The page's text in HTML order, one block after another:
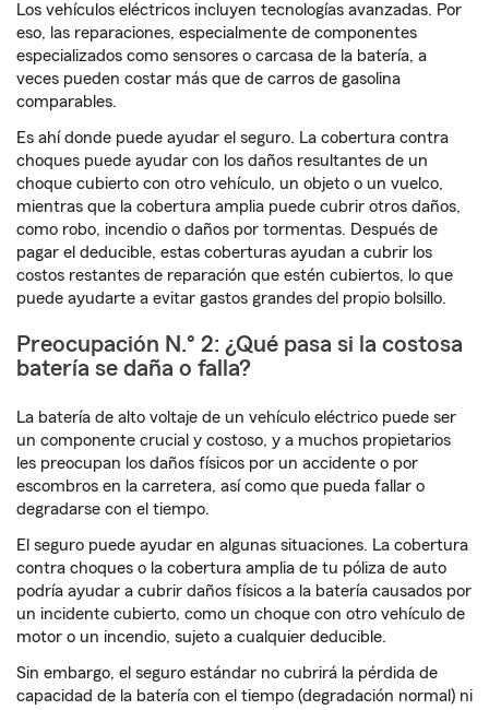
Los vehículos eléctricos incluyen tecnologías avanzadas. Por
eso, las reparaciones, especialmente de componentes
especializados como sensores o carcasa de la batería, a
veces pueden costar más que de carros de gasolina
comparables.
Es ahí donde puede ayudar el seguro. La cobertura contra
choques puede ayudar con los daños resultantes de un
choque cubierto con otro vehículo, un objeto o un vuelco,
mientras que la cobertura amplia puede cubrir otros daños,
como robo, incendio o daños por tormentas. Después de
pagar el deducible, estas coberturas ayudan a cubrir los
costos restantes de reparación que estén cubiertos, lo que
puede ayudarte a evitar gastos grandes del propio bolsillo.
Preocupación N.° 2: ¿Qué pasa si la costosa
batería se daña o falla?
La batería de alto voltaje de un vehículo eléctrico puede ser
un componente crucial y costoso, y a muchos propietarios
les preocupan los daños físicos por un accidente o por
escombros en la carretera, así como que pueda fallar o
degradarse con el tiempo.
El seguro puede ayudar en algunas situaciones. La cobertura
contra choques o la cobertura amplia de tu póliza de auto
podría ayudar a cubrir daños físicos a la batería causados por
un incidente cubierto, como un choque con otro vehículo de
motor o un incendio, sujeto a cualquier deducible.
Sin embargo, el seguro estándar no cubrirá la pérdida de
capacidad de la batería con el tiempo (degradación normal) ni